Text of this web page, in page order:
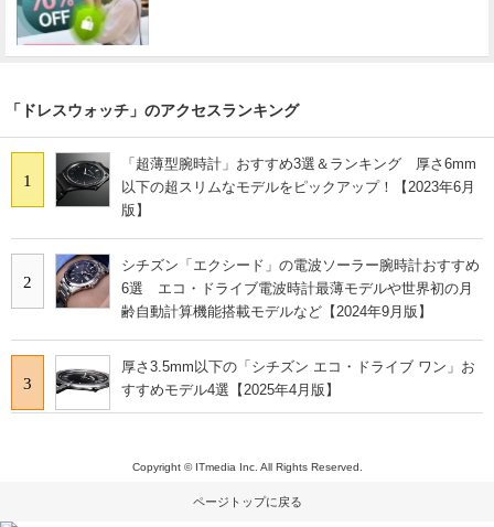
「ドレスウォッチ」のアクセスランキング
1
「超薄型腕時計」おすすめ3選＆ランキング 厚さ6mm
以下の超スリムなモデルをピックアップ！【2023年6月
版】
2
シチズン「エクシード」の電波ソーラー腕時計おすすめ
6選 エコ・ドライブ電波時計最薄モデルや世界初の月
齢自動計算機能搭載モデルなど【2024年9月版】
3
厚さ3.5mm以下の「シチズン エコ・ドライブ ワン」お
すすめモデル4選【2025年4月版】
Copyright © ITmedia Inc. All Rights Reserved.
ページトップに戻る